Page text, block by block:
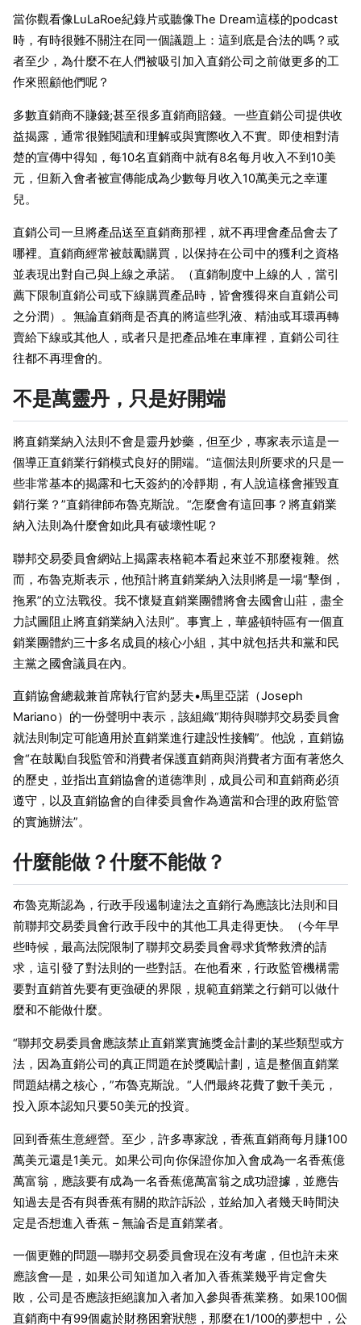
當你觀看像LuLaRoe紀錄片或聽像The Dream這樣的podcast
時，有時很難不關注在同一個議題上：這到底是合法的嗎？或
者至少，為什麼不在人們被吸引加入直銷公司之前做更多的工
作來照顧他們呢？
多數直銷商不賺錢;甚至很多直銷商賠錢。一些直銷公司提供收
益揭露，通常很難閱讀和理解或與實際收入不實。即使相對清
楚的宣傳中得知，每10名直銷商中就有8名每月收入不到10美
元，但新入會者被宣傳能成為少數每月收入10萬美元之幸運
兒。
直銷公司一旦將產品送至直銷商那裡，就不再理會產品會去了
哪裡。直銷商經常被鼓勵購買，以保持在公司中的獲利之資格
並表現出對自己與上線之承諾。（直銷制度中上線的人，當引
薦下限制直銷公司或下線購買產品時，皆會獲得來自直銷公司
之分潤）。無論直銷商是否真的將這些乳液、精油或耳環再轉
賣給下線或其他人，或者只是把產品堆在車庫裡，直銷公司往
往都不再理會的。
不是萬靈丹，只是好開端
將直銷業納入法則不會是靈丹妙藥，但至少，專家表示這是一
個導正直銷業行銷模式良好的開端。“這個法則所要求的只是一
些非常基本的揭露和七天簽約的冷靜期，有人說這樣會摧毀直
銷行業？”直銷律師布魯克斯說。“怎麼會有這回事？將直銷業
納入法則為什麼會如此具有破壞性呢？
聯邦交易委員會網站上揭露表格範本看起來並不那麼複雜。然
而，布魯克斯表示，他預計將直銷業納入法則將是一場“擊倒，
拖累”的立法戰役。我不懷疑直銷業團體將會去國會山莊，盡全
力試圖阻止將直銷業納入法則”。事實上，華盛頓特區有一個直
銷業團體約三十多名成員的核心小組，其中就包括共和黨和民
主黨之國會議員在內。
直銷協會總裁兼首席執行官約瑟夫•馬里亞諾（Joseph
Mariano）的一份聲明中表示，該組織“期待與聯邦交易委員會
就法則制定可能適用於直銷業進行建設性接觸”。他說，直銷協
會“在鼓勵自我監管和消費者保護直銷商與消費者方面有著悠久
的歷史，並指出直銷協會的道德準則，成員公司和直銷商必須
遵守，以及直銷協會的自律委員會作為適當和合理的政府監管
的實施辦法”。
什麼能做？什麼不能做？
布魯克斯認為，行政手段遏制違法之直銷行為應該比法則和目
前聯邦交易委員會行政手段中的其他工具走得更快。（今年早
些時候，最高法院限制了聯邦交易委員會尋求貨幣救濟的請
求，這引發了對法則的一些對話。在他看來，行政監管機構需
要對直銷首先要有更強硬的界限，規範直銷業之行銷可以做什
麼和不能做什麼。
“聯邦交易委員會應該禁止直銷業實施獎金計劃的某些類型或方
法，因為直銷公司的真正問題在於獎勵計劃，這是整個直銷業
問題結構之核心，”布魯克斯說。“人們最終花費了數千美元，
投入原本認知只要50美元的投資。
回到香蕉生意經營。至少，許多專家說，香蕉直銷商每月賺100
萬美元還是1美元。如果公司向你保證你加入會成為一名香蕉億
萬富翁，應該要有成為一名香蕉億萬富翁之成功證據，並應告
知過去是否有與香蕉有關的欺詐訴訟，並給加入者幾天時間決
定是否想進入香蕉 – 無論否是直銷業者。
一個更難的問題—聯邦交易委員會現在沒有考慮，但也許未來
應該會—是，如果公司知道加入者加入香蕉業幾乎肯定會失
敗，公司是否應該拒絕讓加入者加入參與香蕉業務。如果100個
直銷商中有99個處於財務困窘狀態，那麼在1/100的夢想中，公